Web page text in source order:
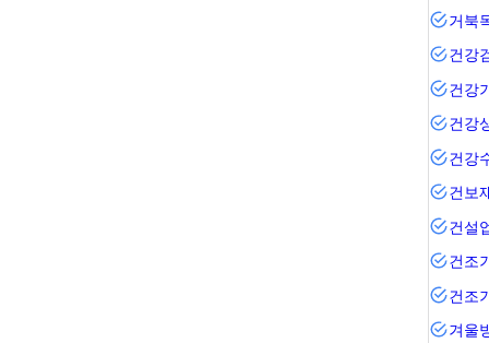
거북
건강
건강
건강
건강
건보
건설
건조
건조
겨울